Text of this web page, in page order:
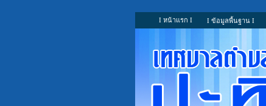
I หน้าแรก I I ข้อมูลพื้นฐาน I